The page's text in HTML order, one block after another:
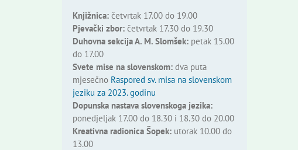
Knjižnica:četvrtak 17.00 do 19.00
Pjevački zbor:četvrtak 17.30 do 19.30
Duhovna sekcija A. M. Slomšek:petak 15.00
do 17.00
Svete mise na slovenskom:dva puta
mjesečno Raspored sv. misa na slovenskom
jeziku za 2023. godinu
Dopunska nastava slovenskoga jezika:
ponedjeljak 17.00 do 18.30 i 18.30 do 20.00
Kreativna radionica Šopek:utorak 10.00 do
13.00